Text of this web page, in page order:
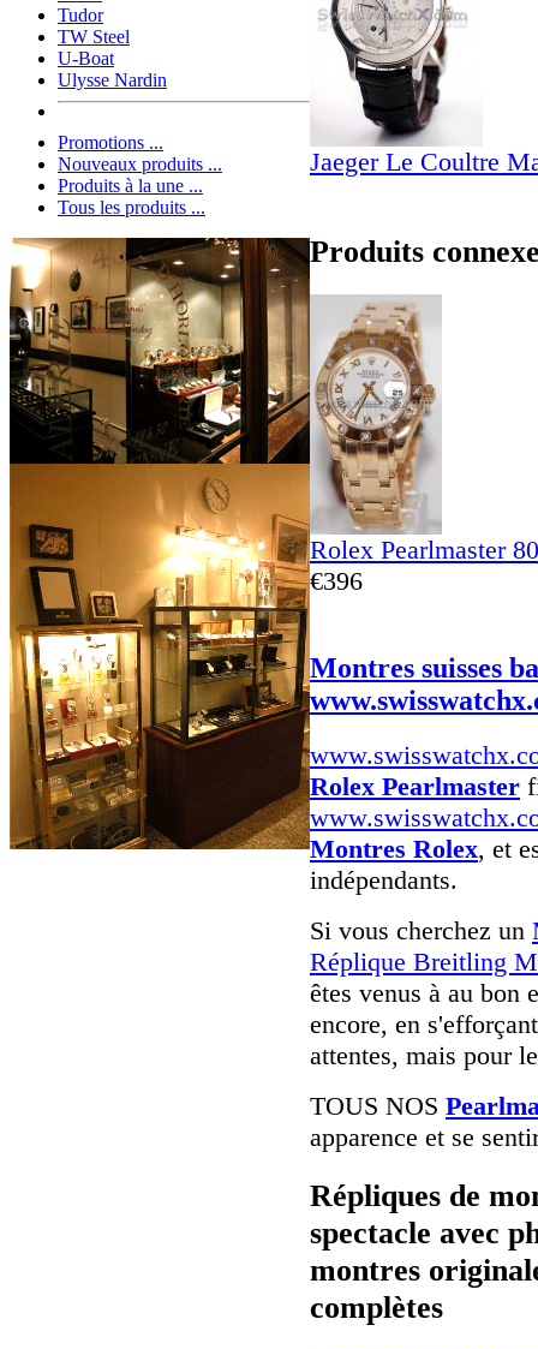
Tudor
TW Steel
U-Boat
Ulysse Nardin
Promotions ...
Nouveaux produits ...
Produits à la une ...
Tous les produits ...
Jaeger Le Coultre
Produits
Rolex Pearlmaster
€396
Montres suisses
Rolex Pearlmaster
Montres Rolex, et
indépendants.
Si vous cherchez un
Réplique Breitling
êtes venus à au bon
encore, en
attentes, mais pour
TOUS NOS
apparence et se
Répliques de
spectacle avec
montres
complètes